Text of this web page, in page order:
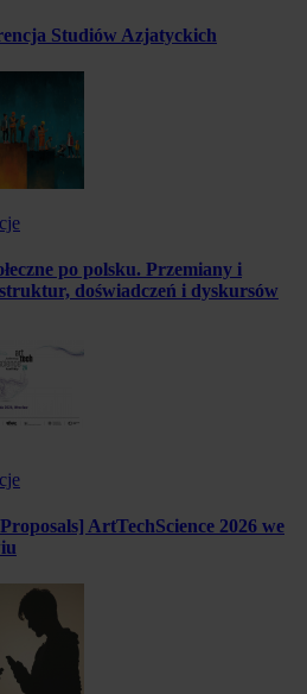
Studiów Azjatyckich
po polsku. Przemiany i
struktur, doświadczeń i dyskursów
ArtTechScience 2026 we